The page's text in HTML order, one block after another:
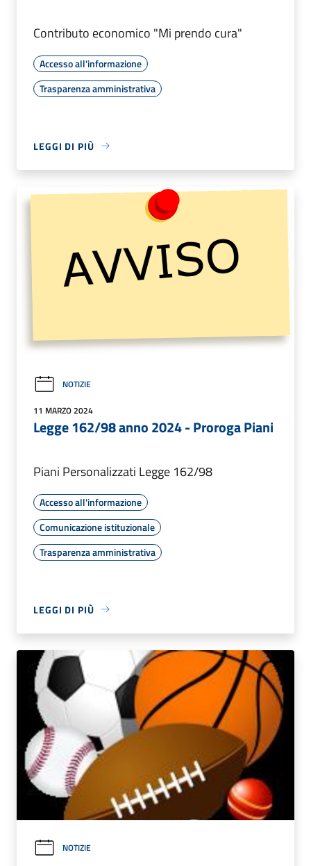
Contributo economico "Mi prendo cura"
Accesso all'informazione
Trasparenza amministrativa
LEGGI DI PIÙ
NOTIZIE
11 MARZO 2024
Legge 162/98 anno 2024 - Proroga Piani
Piani Personalizzati Legge 162/98
Accesso all'informazione
Comunicazione istituzionale
Trasparenza amministrativa
LEGGI DI PIÙ
NOTIZIE